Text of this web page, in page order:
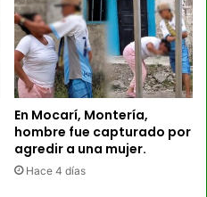
En Mocarí, Montería,
hombre fue capturado por
agredir a una mujer.
Hace 4 días